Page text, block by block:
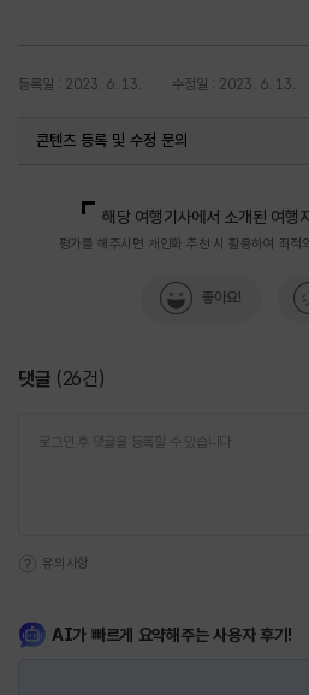
등록일 : 2023. 6. 13. 수정일 : 2023. 6. 13.
콘텐츠 등록 및 수정 문의
해당 여행기사에서 소개된 여행
평가를 해주시면 개인화 추천 시 활용하여 최적
좋아요!
댓글 (26건)
유의사항
AI가 빠르게 요약해주는 사용자 후기!